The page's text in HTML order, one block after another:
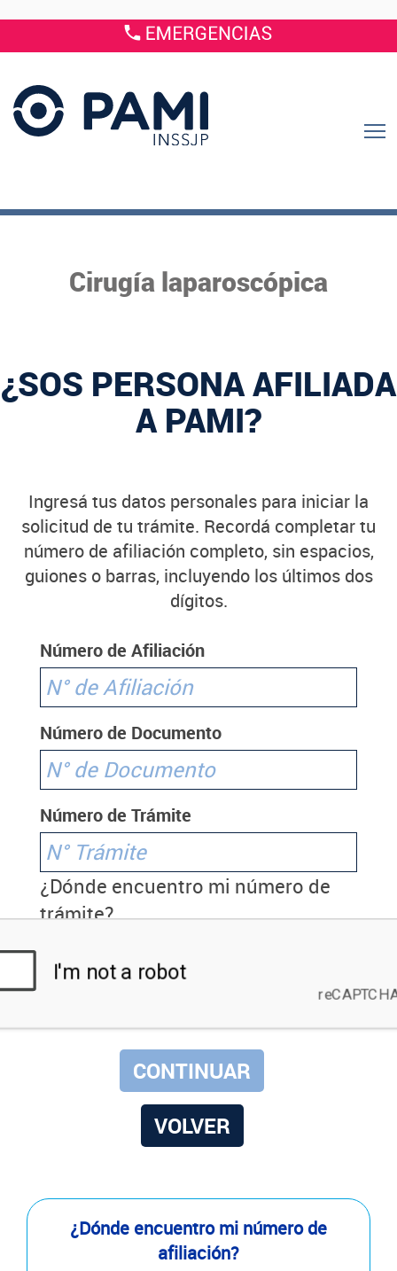
Cirugía laparoscópica
¿SOS PERSONA AFILIADA
A PAMI?
Ingresá tus datos personales para iniciar la
solicitud de tu trámite. Recordá completar tu
número de afiliación completo, sin espacios,
guiones o barras, incluyendo los últimos dos
dígitos.
Número de Afiliación
Número de Documento
Número de Trámite
¿Dónde encuentro mi número de
trámite?
VOLVER
¿Dónde encuentro mi número de
afiliación?